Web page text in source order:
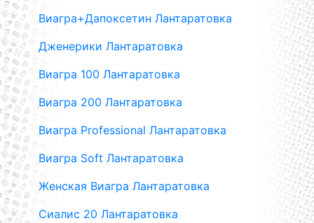
Виагра+Дапоксетин Лантаратовка
Дженерики Лантаратовка
Виагра 100 Лантаратовка
Виагра 200 Лантаратовка
Виагра Professional Лантаратовка
Виагра Soft Лантаратовка
Женская Виагра Лантаратовка
Сиалис 20 Лантаратовка